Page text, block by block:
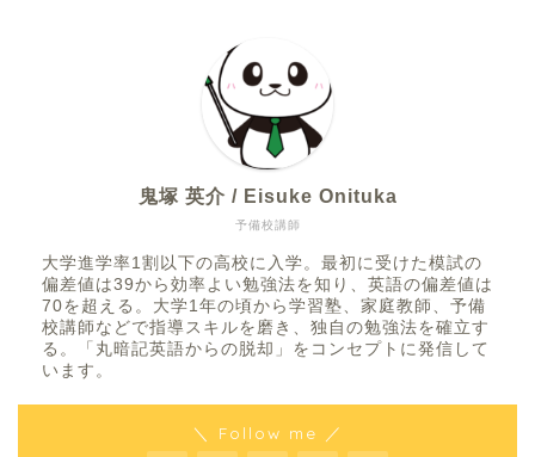
予備校講師
鬼塚 英介 / Eisuke Onituka
大学進学率1割以下の高校に入学。最初に受けた模試の
偏差値は39から効率よい勉強法を知り、英語の偏差値は
70を超える。大学1年の頃から学習塾、家庭教師、予備
校講師などで指導スキルを磨き、独自の勉強法を確立す
る。「丸暗記英語からの脱却」をコンセプトに発信して
います。
＼ Follow me ／